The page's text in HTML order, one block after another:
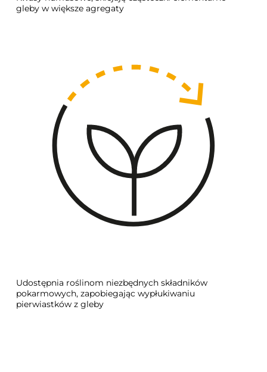
gleby w większe agregaty
Udostępnia roślinom niezbędnych składników
pokarmowych, zapobiegając wypłukiwaniu
pierwiastków z gleby